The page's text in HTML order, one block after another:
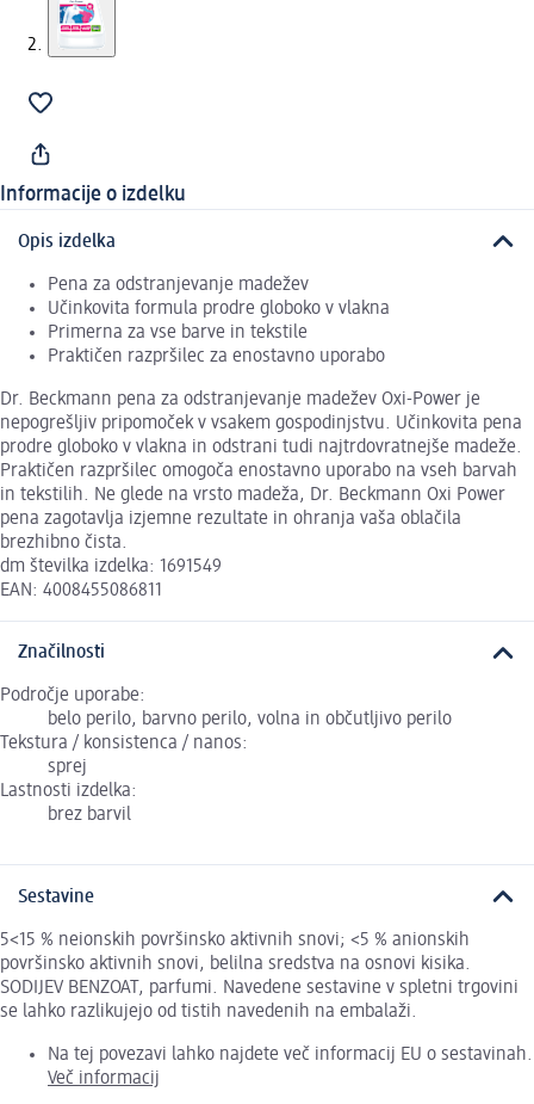
Informacije o izdelku
Opis izdelka
Pena za odstranjevanje madežev
Učinkovita formula prodre globoko v vlakna
Primerna za vse barve in tekstile
Praktičen razpršilec za enostavno uporabo
Dr. Beckmann pena za odstranjevanje madežev Oxi-Power je
nepogrešljiv pripomoček v vsakem gospodinjstvu. Učinkovita pena
prodre globoko v vlakna in odstrani tudi najtrdovratnejše madeže.
Praktičen razpršilec omogoča enostavno uporabo na vseh barvah
in tekstilih. Ne glede na vrsto madeža, Dr. Beckmann Oxi Power
pena zagotavlja izjemne rezultate in ohranja vaša oblačila
brezhibno čista.
dm številka izdelka: 1691549
EAN: 4008455086811
Značilnosti
Področje uporabe:
belo perilo, barvno perilo, volna in občutljivo perilo
Tekstura / konsistenca / nanos:
sprej
Lastnosti izdelka:
brez barvil
Sestavine
5<15 % neionskih površinsko aktivnih snovi; <5 % anionskih
površinsko aktivnih snovi, belilna sredstva na osnovi kisika.
SODIJEV BENZOAT, parfumi. Navedene sestavine v spletni trgovini
se lahko razlikujejo od tistih navedenih na embalaži.
Na tej povezavi lahko najdete več informacij EU o sestavinah.
Več informacij